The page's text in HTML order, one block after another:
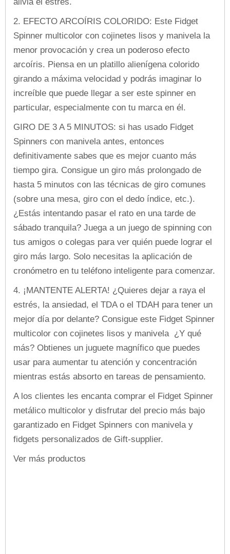
2. EFECTO ARCOÍRIS COLORIDO: Este Fidget
Spinner multicolor con cojinetes lisos y manivela la
menor provocación y crea un poderoso efecto
arcoíris. Piensa en un platillo alienígena colorido
girando a máxima velocidad y podrás imaginar lo
increíble que puede llegar a ser este spinner en
particular, especialmente con tu marca en él.
GIRO DE 3 A 5 MINUTOS: si has usado Fidget
Spinners con manivela antes, entonces
definitivamente sabes que es mejor cuanto más
tiempo gira. Consigue un giro más prolongado de
hasta 5 minutos con las técnicas de giro comunes
(sobre una mesa, giro con el dedo índice, etc.).
¿Estás intentando pasar el rato en una tarde de
sábado tranquila? Juega a un juego de spinning con
tus amigos o colegas para ver quién puede lograr el
giro más largo. Solo necesitas la aplicación de
cronómetro en tu teléfono inteligente para comenzar.
4. ¡MANTENTE ALERTA! ¿Quieres dejar a raya el
estrés, la ansiedad, el TDA o el TDAH para tener un
mejor día por delante? Consigue este Fidget Spinner
multicolor con cojinetes lisos y manivela ¿Y qué
más? Obtienes un juguete magnífico que puedes
usar para aumentar tu atención y concentración
mientras estás absorto en tareas de pensamiento.
A los clientes les encanta comprar el Fidget Spinner
metálico multicolor y disfrutar del precio más bajo
garantizado en Fidget Spinners con manivela y
fidgets personalizados de Gift-supplier.
Ver más productos